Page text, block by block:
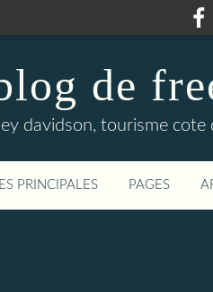
de
davidson, tourisme cote
PRINCIPALES PAGES